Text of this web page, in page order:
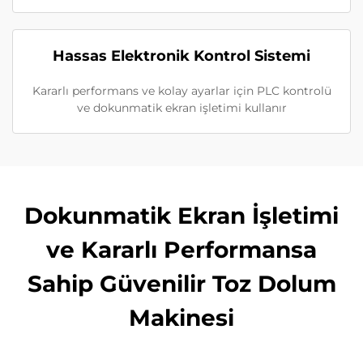
Hassas Elektronik Kontrol Sistemi
Kararlı performans ve kolay ayarlar için PLC kontrolü
ve dokunmatik ekran işletimi kullanır
Dokunmatik Ekran İşletimi
ve Kararlı Performansa
Sahip Güvenilir Toz Dolum
Makinesi